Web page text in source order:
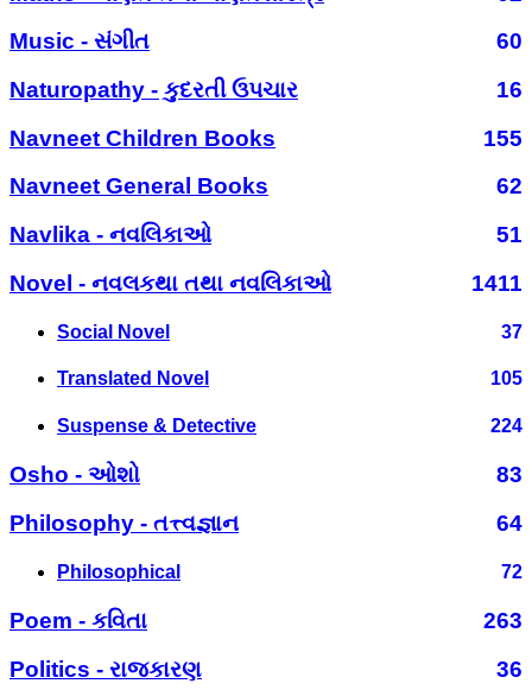
Music - સંગીત
60
Naturopathy - કુદરતી ઉપચાર
16
Navneet Children Books
155
Navneet General Books
62
Navlika - નવલિકાઓ
51
Novel - નવલકથા તથા નવલિકાઓ
1411
Social Novel 37
Translated Novel 105
Suspense & Detective 224
Osho - ઓશો
83
Philosophy - તત્ત્વજ્ઞાન
64
Philosophical 72
Poem - કવિતા
263
Politics - રાજકારણ
36